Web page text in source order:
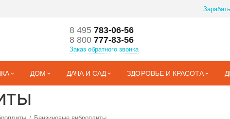
8 495783-06-56
8 800777-83-56
Заказ обратного звонка
ДОМ ДАЧА И САД ЗДОРОВЬЕ И КРАСОТА